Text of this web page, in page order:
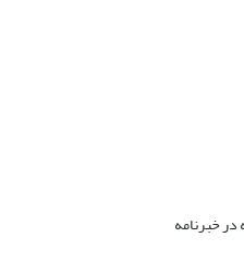
در خبرنامه